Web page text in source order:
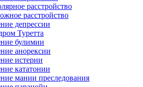
расстройство
расстройство
депрессии
Туретта
булимии
анорексии
истерии
кататонии
мании преследования